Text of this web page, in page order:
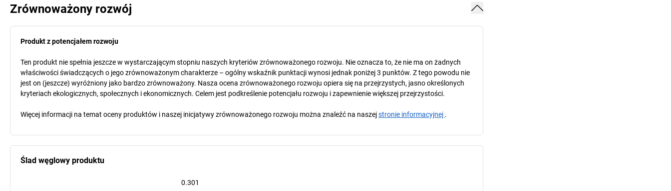
Zrównoważony rozwój
Produkt z potencjałem rozwoju
Ten produkt nie spełnia jeszcze w wystarczającym stopniu naszych kryteriów zrównoważonego rozwoju. Nie oznacza to, że nie ma on żadnych
właściwości świadczących o jego zrównoważonym charakterze – ogólny wskaźnik punktacji wynosi jednak poniżej 3 punktów. Z tego powodu nie
jest on (jeszcze) wyróżniony jako bardzo zrównoważony. Nasza ocena zrównoważonego rozwoju opiera się na przejrzystych, jasno określonych
kryteriach ekologicznych, społecznych i ekonomicznych. Celem jest podkreślenie potencjału rozwoju i zapewnienie większej przejrzystości.
Więcej informacji na temat oceny produktów i naszej inicjatywy zrównoważonego rozwoju można znaleźć na naszejstronie informacyjnej .
Ślad węglowy produktu
0.301